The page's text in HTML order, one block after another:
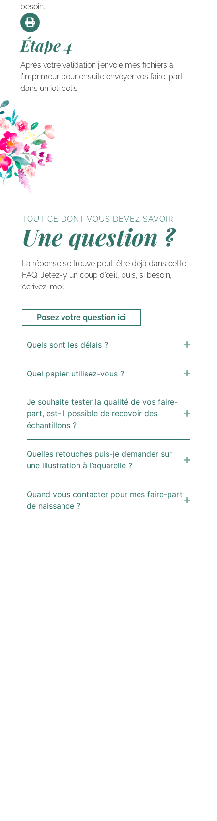
besoin.
Étape 4
Après votre validation j’envoie mes fichiers à
l’imprimeur pour ensuite envoyer vos faire-part
dans un joli colis.
TOUT CE DONT VOUS DEVEZ SAVOIR
Une question ?
La réponse se trouve peut-être déjà dans cette
FAQ. Jetez-y un coup d’œil, puis, si besoin,
écrivez-moi.
Posez votre question ici
Quels sont les délais ?
Quel papier utilisez-vous ?
Je souhaite tester la qualité de vos faire-
part, est-il possible de recevoir des
échantillons ?
Quelles retouches puis-je demander sur
une illustration à l’aquarelle ?
Quand vous contacter pour mes faire-part
de naissance ?